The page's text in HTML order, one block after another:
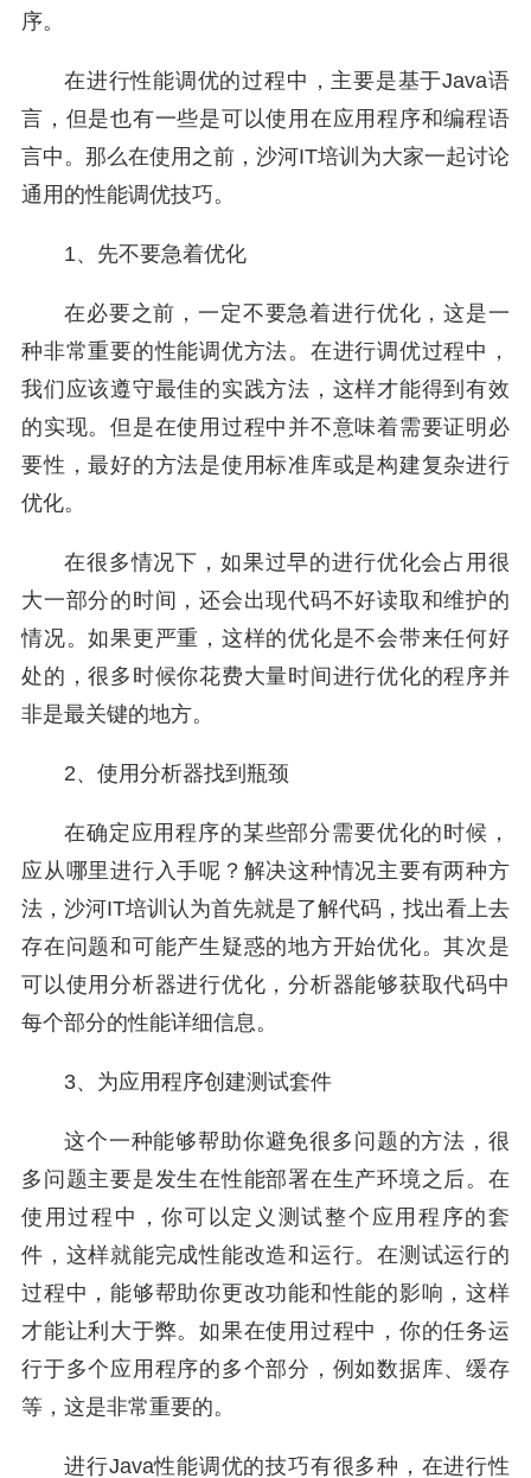
序。
在进行性能调优的过程中，主要是基于Java语
言，但是也有一些是可以使用在应用程序和编程语
言中。那么在使用之前，沙河IT培训为大家一起讨论
通用的性能调优技巧。
1、先不要急着优化
在必要之前，一定不要急着进行优化，这是一
种非常重要的性能调优方法。在进行调优过程中，
我们应该遵守最佳的实践方法，这样才能得到有效
的实现。但是在使用过程中并不意味着需要证明必
要性，最好的方法是使用标准库或是构建复杂进行
优化。
在很多情况下，如果过早的进行优化会占用很
大一部分的时间，还会出现代码不好读取和维护的
情况。如果更严重，这样的优化是不会带来任何好
处的，很多时候你花费大量时间进行优化的程序并
非是最关键的地方。
2、使用分析器找到瓶颈
在确定应用程序的某些部分需要优化的时候，
应从哪里进行入手呢？解决这种情况主要有两种方
法，沙河IT培训认为首先就是了解代码，找出看上去
存在问题和可能产生疑惑的地方开始优化。其次是
可以使用分析器进行优化，分析器能够获取代码中
每个部分的性能详细信息。
3、为应用程序创建测试套件
这个一种能够帮助你避免很多问题的方法，很
多问题主要是发生在性能部署在生产环境之后。在
使用过程中，你可以定义测试整个应用程序的套
件，这样就能完成性能改造和运行。在测试运行的
过程中，能够帮助你更改功能和性能的影响，这样
才能让利大于弊。如果在使用过程中，你的任务运
行于多个应用程序的多个部分，例如数据库、缓存
等，这是非常重要的。
进行Java性能调优的技巧有很多种，在进行性